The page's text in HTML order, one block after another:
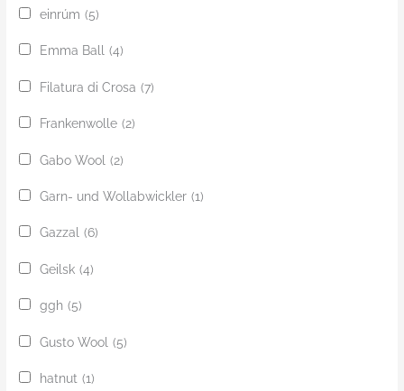
einrúm (5)
Emma Ball (4)
Filatura di Crosa (7)
Frankenwolle (2)
Gabo Wool (2)
Garn- und Wollabwickler (1)
Gazzal (6)
Geilsk (4)
ggh (5)
Gusto Wool (5)
hatnut (1)